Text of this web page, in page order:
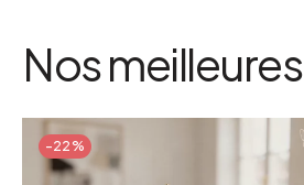
Nos meilleures
-22%